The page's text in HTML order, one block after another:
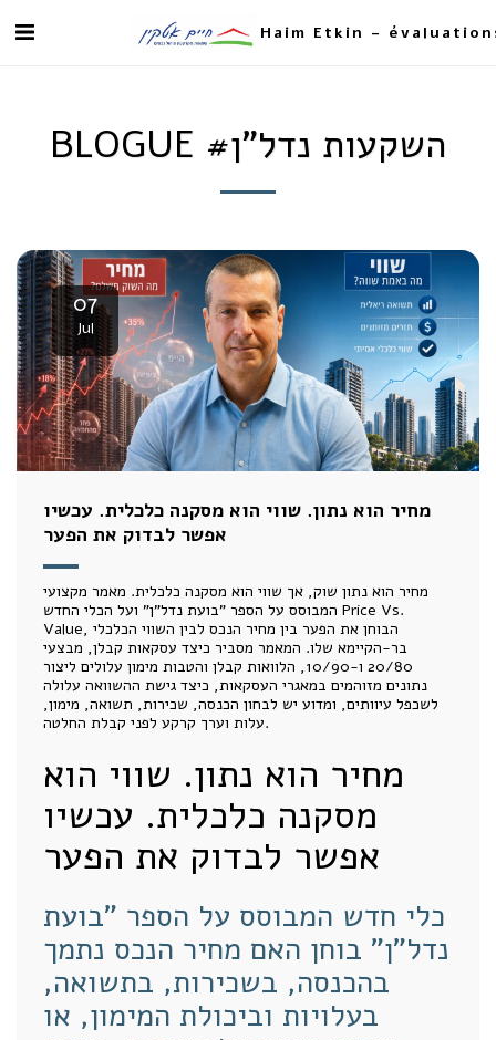
Haim Etkin -
BLOGUE #השקעות נדל"ן
07
Jul
מחיר הוא נתון. שווי הוא מסקנה כלכלית. עכשיו
אפשר לבדוק את הפער
מחיר הוא נתון שוק, אך שווי הוא מסקנה כלכלית. מאמר מקצועי
המבוסס על הספר "בועת נדל"ן" ועל הכלי החדש Price Vs.
Value, הבוחן את הפער בין מחיר הנכס לבין השווי הכלכלי
בר-הקיימא שלו. המאמר מסביר כיצד עסקאות קבלן, מבצעי
20/80 ו-10/90, הלוואות קבלן והטבות מימון עלולים ליצור
נתונים מזוהמים במאגרי העסקאות, כיצד גישת ההשוואה עלולה
לשכפל עיוותים, ומדוע יש לבחון הכנסה, שכירות, תשואה, מימון,
עלות וערך קרקע לפני קבלת החלטה.
מחיר הוא נתון. שווי הוא
מסקנה כלכלית. עכשיו
אפשר לבדוק את הפער
כלי חדש המבוסס על הספר "בועת
נדל"ן" בוחן האם מחיר הנכס נתמך
בהכנסה, בשכירות, בתשואה,
בעלויות וביכולת המימון, או